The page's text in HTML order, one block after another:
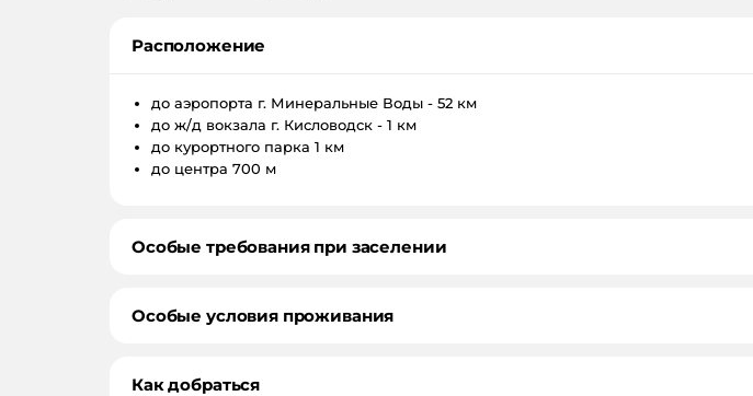
Расположение
до аэропорта г. Минеральные Воды - 52 км
до ж/д вокзала г. Кисловодск - 1 км
до курортного парка 1 км
до центра 700 м
Особые требования при заселении
Особые условия проживания
Как добраться